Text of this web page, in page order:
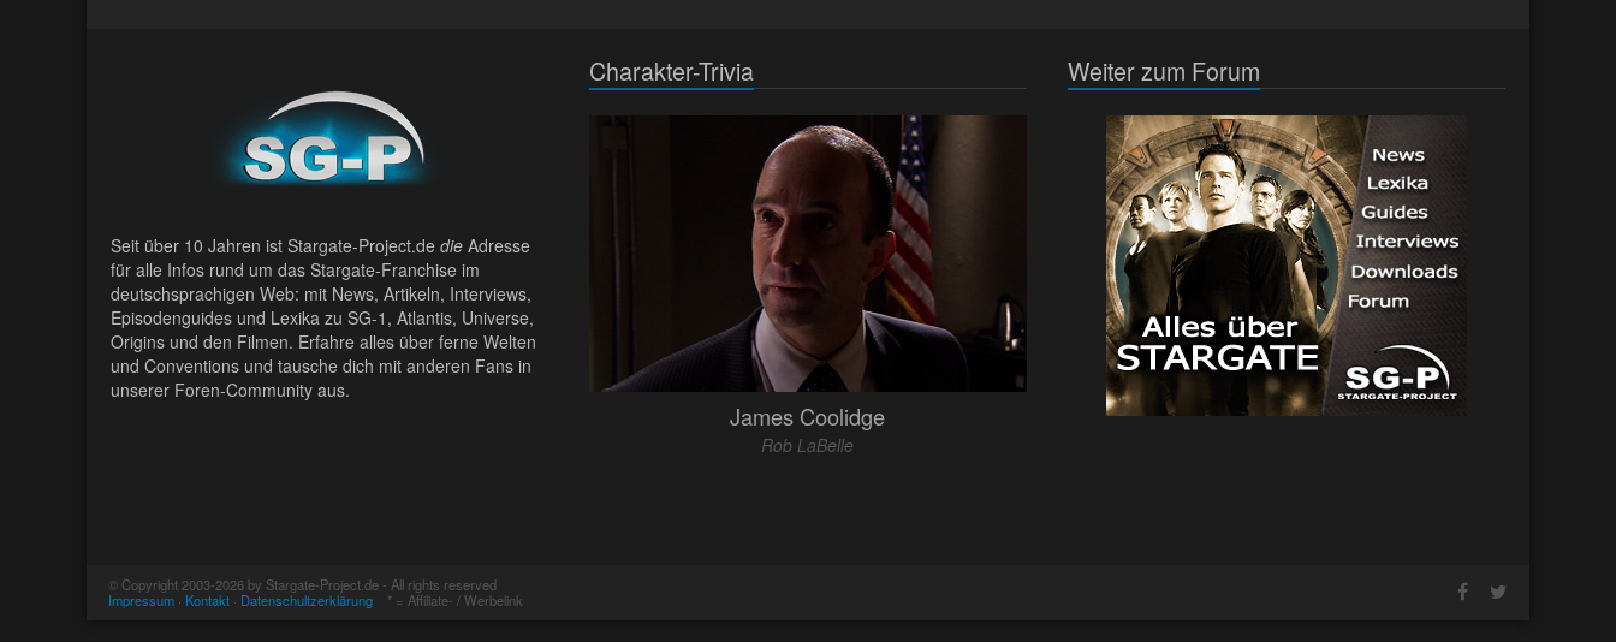
Seit über 10 Jahren ist Stargate-Project.de die Adresse
für alle Infos rund um das Stargate-Franchise im
deutschsprachigen Web: mit News, Artikeln, Interviews,
Episodenguides und Lexika zu SG-1, Atlantis, Universe,
Origins und den Filmen. Erfahre alles über ferne Welten
und Conventions und tausche dich mit anderen Fans in
unserer Foren-Community aus.
Charakter-Trivia
James Coolidge
Rob LaBelle
Weiter zum Forum
© Copyright 2003-2026 by Stargate-Project.de - All rights reserved
Impressum · Kontakt · Datenschultzerklärung * = Affiliate- / Werbelink